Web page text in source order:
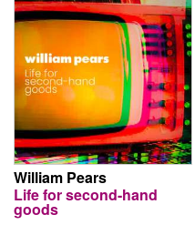
William Pears
Life for second-hand
goods